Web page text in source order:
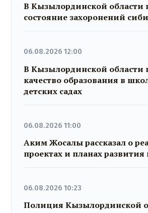
В Кызылординской области
состояние захоронений
06.08.2026 12:00
В Кызылординской области
качество образования в
детских садах
06.08.2026 11:00
Аким Жосалы рассказал о
проектах и планах развития
06.08.2026 10:23
Полиция Кызылординской